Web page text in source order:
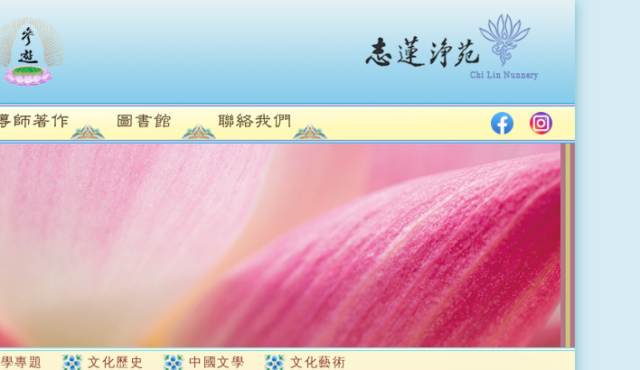
專題 文化歷史 中國文學 文化藝術